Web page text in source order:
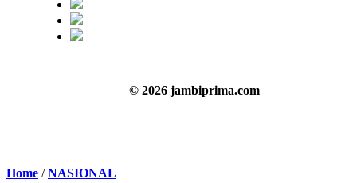
© 2026 jambiprima.com
Home /NASIONAL